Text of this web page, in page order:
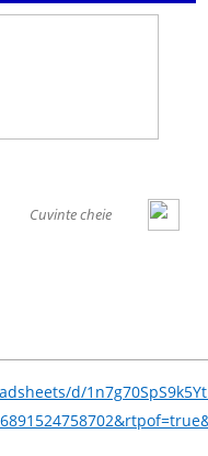
d/